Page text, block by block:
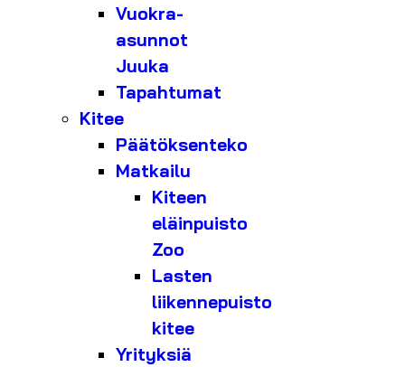
Vuokra-
asunnot
Juuka
Tapahtumat
Kitee
Päätöksenteko
Matkailu
Kiteen
eläinpuisto
Zoo
Lasten
liikennepuisto
kitee
Yrityksiä